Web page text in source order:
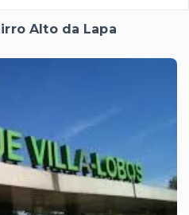
Alto da Lapa